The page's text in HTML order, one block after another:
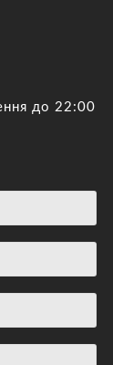
до 22:00